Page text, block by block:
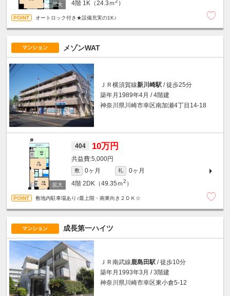
4階 1K（24.3ｍ ）
オートロック付き★設備充実の1K♪
マンション メゾンWAT
ＪＲ横須賀線新川崎駅 / 徒歩25分
築年月1989年4月 / 4階建
神奈川県川崎市幸区南加瀬4丁目14-18
404 10万円
5,000円
敷 0ヶ月 礼
0ヶ月
4階 2DK（49.35ｍ2 ）
敷地内駐車場あり♪最上階・南東向き２ＤＫ☆
マンション 成長第一ハイツ
ＪＲ南武線鹿島田駅 / 徒歩10分
築年月1993年3月 / 3階建
神奈川県川崎市幸区東小倉5-12